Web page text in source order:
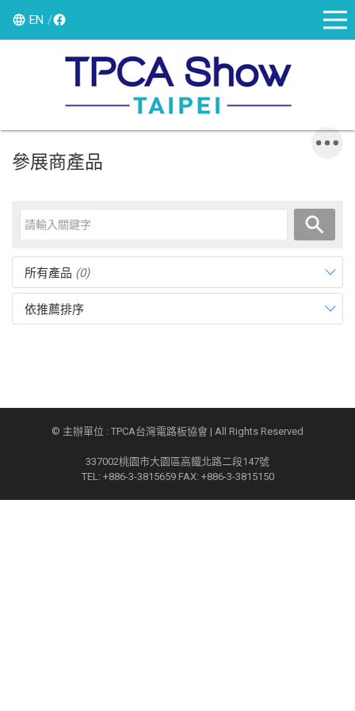
EN
參展商產品
所有產品 (0)
依推薦排序
© 主辦單位 : TPCA台灣電路板協會 | All Rights Reserved
337002桃園市大園區高鐵北路二段147號
TEL: +886-3-3815659 FAX: +886-3-3815150